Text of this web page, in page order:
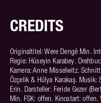
CREDITS
Originaltitel: Were Dengê Min.
Regie: Hüseyin Karabey.
Kamera: Anne Misselwitz.
Özçelik & Hülya Karakaş. Musik:
Erin. Darsteller: Feride Gezer
Min. FSK: offen. Kinostart: